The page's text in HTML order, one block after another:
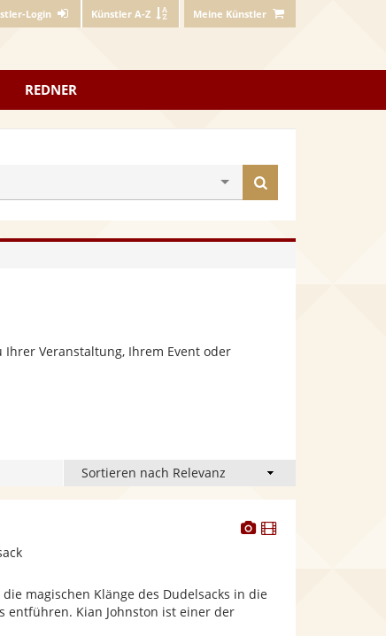
Login Künstler A-Z Meine Künstler
REDNER
finden
Veranstaltung, Ihrem Event oder
Dieser
Fotos
bereit.
Dieser
magischen Klänge des Dudelsacks in die
entführen. Kian Johnston ist einer der